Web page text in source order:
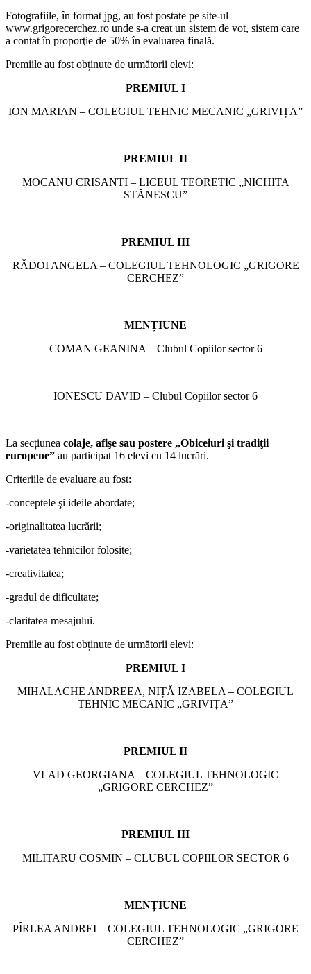
Fotografiile, în format jpg, au fost postate pe site-ul
www.grigorecerchez.ro unde s-a creat un sistem de vot, sistem care
a contat în proporţie de 50% în evaluarea finală.
Premiile au fost obținute de următorii elevi:
PREMIUL I
ION MARIAN – COLEGIUL TEHNIC MECANIC „GRIVIȚA”
PREMIUL II
MOCANU CRISANTI – LICEUL TEORETIC „NICHITA
STĂNESCU”
PREMIUL III
RĂDOI ANGELA – COLEGIUL TEHNOLOGIC „GRIGORE
CERCHEZ”
MENȚIUNE
COMAN GEANINA – Clubul Copiilor sector 6
IONESCU DAVID – Clubul Copiilor sector 6
La secțiunea colaje, afişe sau postere „Obiceiuri şi tradiţii
europene” au participat 16 elevi cu 14 lucrări.
Criteriile de evaluare au fost:
-conceptele şi ideile abordate;
-originalitatea lucrării;
-varietatea tehnicilor folosite;
-creativitatea;
-gradul de dificultate;
-claritatea mesajului.
Premiile au fost obținute de următorii elevi:
PREMIUL I
MIHALACHE ANDREEA, NIȚĂ IZABELA – COLEGIUL
TEHNIC MECANIC „GRIVIȚA”
PREMIUL II
VLAD GEORGIANA – COLEGIUL TEHNOLOGIC
„GRIGORE CERCHEZ”
PREMIUL III
MILITARU COSMIN – CLUBUL COPIILOR SECTOR 6
MENȚIUNE
PÎRLEA ANDREI – COLEGIUL TEHNOLOGIC „GRIGORE
CERCHEZ”